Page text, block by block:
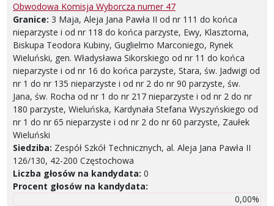
Obwodowa Komisja Wyborcza numer 47
Granice: 3 Maja, Aleja Jana Pawła II od nr 111 do końca
nieparzyste i od nr 118 do końca parzyste, Ewy, Klasztorna,
Biskupa Teodora Kubiny, Guglielmo Marconiego, Rynek
Wieluński, gen. Władysława Sikorskiego od nr 11 do końca
nieparzyste i od nr 16 do końca parzyste, Stara, św. Jadwigi od
nr 1 do nr 135 nieparzyste i od nr 2 do nr 90 parzyste, św.
Jana, św. Rocha od nr 1 do nr 217 nieparzyste i od nr 2 do nr
180 parzyste, Wieluńska, Kardynała Stefana Wyszyńskiego od
nr 1 do nr 65 nieparzyste i od nr 2 do nr 60 parzyste, Zaułek
Wieluński
Siedziba: Zespół Szkół Technicznych, al. Aleja Jana Pawła II
126/130, 42-200 Częstochowa
Liczba głosów na kandydata: 0
Procent głosów na kandydata:
0,00%